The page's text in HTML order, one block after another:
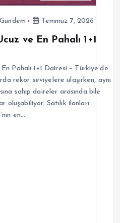
Gündem Temmuz 7, 2026
ve En Pahalı 1+1
Pahalı 1+1 Dairesi – Türkiye’de
rekor seviyelere ulaşırken, aynı
sahip daireler arasında bile
oluşabiliyor. Satılık ilanları
en…